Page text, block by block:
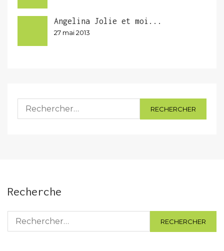
Angelina Jolie et moi...
27 mai 2013
Rechercher :
Recherche
Rechercher :